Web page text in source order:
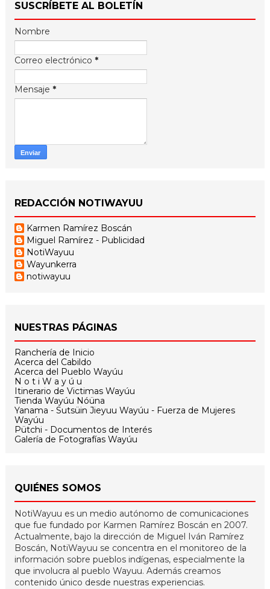
SUSCRÍBETE AL BOLETÍN
Nombre
Correo electrónico *
Mensaje *
REDACCIÓN NOTIWAYUU
Karmen Ramírez Boscán
Miguel Ramírez - Publicidad
NotiWayuu
Wayunkerra
notiwayuu
NUESTRAS PÁGINAS
Ranchería de Inicio
Acerca del Cabildo
Acerca del Pueblo Wayúu
N o t i W a y ú u
Itinerario de Victimas Wayúu
Tienda Wayúu Nóüna
Yanama - Sutsüin Jieyuu Wayúu - Fuerza de Mujeres
Wayúu
Pütchi - Documentos de Interés
Galería de Fotografías Wayúu
QUIÉNES SOMOS
NotiWayuu es un medio autónomo de comunicaciones
que fue fundado por Karmen Ramírez Boscán en 2007.
Actualmente, bajo la dirección de Miguel Iván Ramírez
Boscán, NotiWayuu se concentra en el monitoreo de la
información sobre pueblos indígenas, especialmente la
que involucra al pueblo Wayuu. Además creamos
contenido único desde nuestras experiencias.